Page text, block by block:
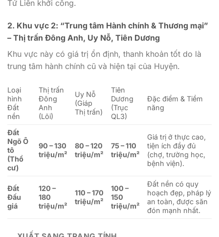
Tứ Liên khởi công.
2. Khu vực 2: “Trung tâm Hành chính & Thương mại”
– Thị trấn Đông Anh, Uy Nỗ, Tiên Dương
Khu vực này có giá trị ổn định, thanh khoản tốt do là
trung tâm hành chính cũ và hiện tại của Huyện.
Loại
hình
Đất
nền
Thị trấn
Đông
Anh
(Lõi)
Uy Nỗ
(Giáp
Thị trấn)
Tiên
Dương
(Trục
QL3)
Đặc điểm & Tiềm
năng
Đất
Ngõ Ô
tô
(Thổ
cư)
90 – 130
triệu/m²
80 – 120
triệu/m²
75 – 110
triệu/m²
Giá trị ở thực cao,
tiện ích đầy đủ
(chợ, trường học,
bệnh viện).
Đất
Đấu
giá
120 –
180
triệu/m²
110 – 170
triệu/m²
100 –
150
triệu/m²
Đất nền có quy
hoạch đẹp, pháp lý
an toàn, được săn
đón mạnh nhất.